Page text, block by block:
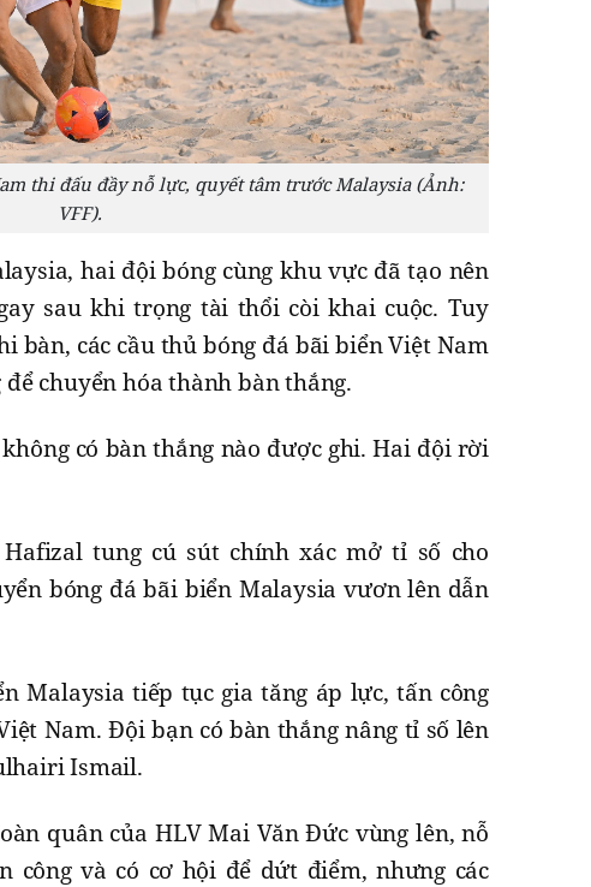
thi đấu đầy nỗ lực, quyết tâm trước Malaysia (Ảnh:
VFF).
hai đội bóng cùng khu vực đã tạo nên
sau khi trọng tài thổi còi khai cuộc. Tuy
bàn, các cầu thủ bóng đá bãi biển Việt Nam
chuyển hóa thành bàn thắng.
có bàn thắng nào được ghi. Hai đội rời
tung cú sút chính xác mở tỉ số cho
bóng đá bãi biển Malaysia vươn lên dẫn
Malaysia tiếp tục gia tăng áp lực, tấn công
Nam. Đội bạn có bàn thắng nâng tỉ số lên
Ismail.
quân của HLV Mai Văn Đức vùng lên, nỗ
công và có cơ hội để dứt điểm, nhưng các